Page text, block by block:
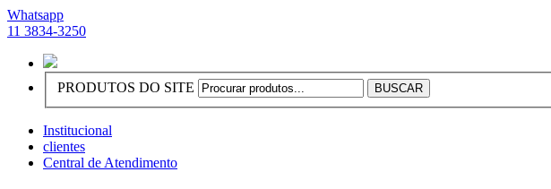
Whatsapp
11 3834-3250
PRODUTOS DO SITE
Institucional
clientes
Central de Atendimento